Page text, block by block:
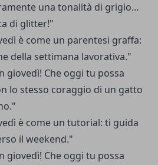
una tonalità di grigio…
di glitter!"
è come un parentesi graffa:
della settimana lavorativa."
giovedì! Che oggi tu possa
lo stesso coraggio di un gatto
è come un tutorial: ti guida
il weekend."
giovedì! Che oggi tu possa